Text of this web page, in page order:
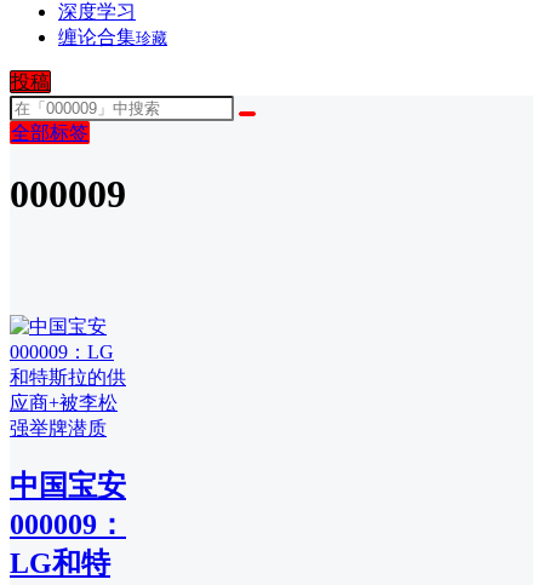
深度学习
缠论合集珍藏
投稿
全部标签
000009
中国宝安
000009：
LG和特